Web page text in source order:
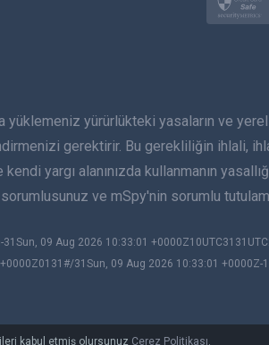
kabul etmiş olursunuz Çerez Politikası.
Norsk
Svenska
简体中文
yüklemeniz yürürlükteki yasaların ve yerel
gerektirir. Bu gerekliliğin ihlali,
yargı alanınızda kullanmanın
ve mSpy'nin sorumlu
09 Aug 2026 10:33:01
31Sun, 09 Aug 2026 10:33:01 +0000Z-